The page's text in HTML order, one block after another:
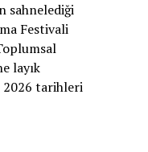
sahnelediği
Festivali
layık
2026 tarihleri